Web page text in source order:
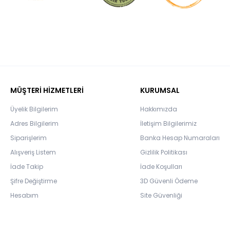
MÜŞTERİ HİZMETLERİ
Üyelik Bilgilerim
Adres Bilgilerim
Siparişlerim
Alışveriş Listem
İade Takip
Şifre Değiştirme
Hesabım
KURUMSAL
Hakkımızda
İletişim Bilgilerimiz
Banka Hesap Numaraları
Gizlilik Politikası
İade Koşulları
3D Güvenli Ödeme
Site Güvenliği